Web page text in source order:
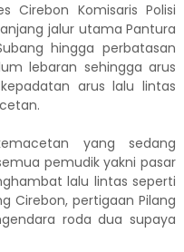
Cirebon Komisaris Polisi
jalur utama Pantura
hingga perbatasan
lebaran sehingga arus
arus lalu lintas
yang sedang
pemudik yakni pasar
lalu lintas seperti
Cirebon, pertigaan Pilang
roda dua supaya